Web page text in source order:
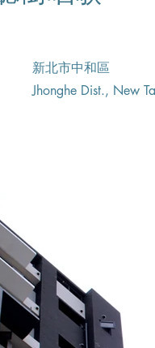
新北市中和區
Jhonghe Dist., New